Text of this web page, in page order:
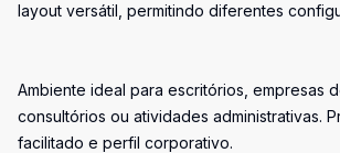
layout versátil, permitindo diferentes
Ambiente ideal para escritórios, empresas
consultórios ou atividades administrativas.
facilitado e perfil corporativo.